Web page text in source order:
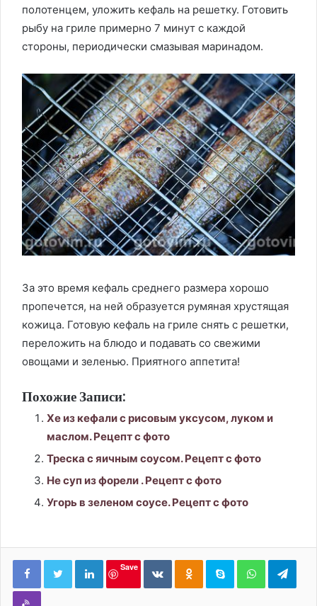
полотенцем, уложить кефаль на решетку. Готовить
рыбу на гриле примерно 7 минут с каждой
стороны, периодически смазывая маринадом.
За это время кефаль среднего размера хорошо
пропечется, на ней образуется румяная хрустящая
кожица. Готовую кефаль на гриле снять с решетки,
переложить на блюдо и подавать со свежими
овощами и зеленью. Приятного аппетита!
Похожие Записи:
Хе из кефали с рисовым уксусом, луком и
маслом. Рецепт с фото
Треска с яичным соусом. Рецепт с фото
Не суп из форели . Рецепт с фото
Угорь в зеленом соусе. Рецепт с фото
LinkedIn
Save
ВконтактеОдноклассники
Skype WhatsApp
Viber